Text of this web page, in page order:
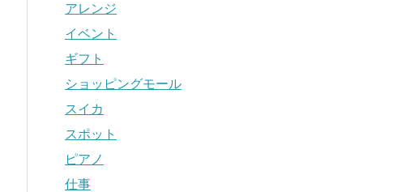
アレンジ
イベント
ギフト
ショッピングモール
スイカ
スポット
ピアノ
仕事